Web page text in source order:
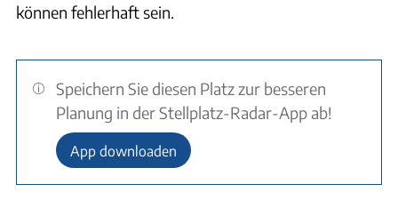
können fehlerhaft sein.
Speichern Sie diesen Platz zur besseren
Planung in der Stellplatz-Radar-App ab!
App downloaden